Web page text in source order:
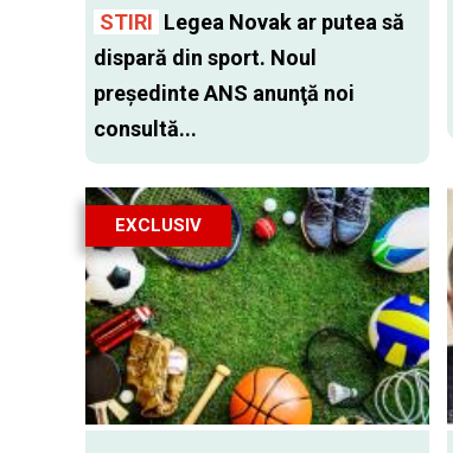
STIRI Legea Novak ar putea să
dispară din sport. Noul
preşedinte ANS anunţă noi
consultă...
EXCLUSIV